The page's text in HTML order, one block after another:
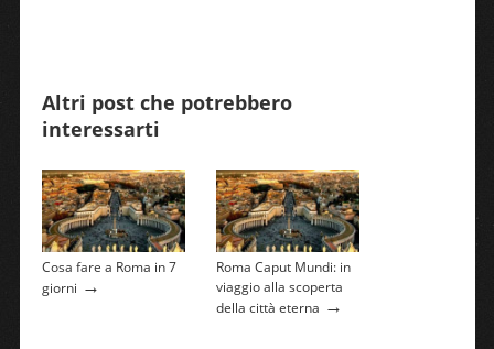
Altri post che potrebbero
interessarti
Cosa fare a Roma in 7
giorni →
Roma Caput Mundi: in
viaggio alla scoperta
della città eterna →